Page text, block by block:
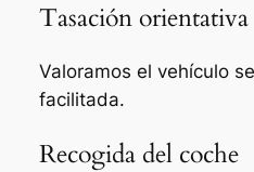
Tasación orientativa
Valoramos el vehículo
facilitada.
Recogida del coche